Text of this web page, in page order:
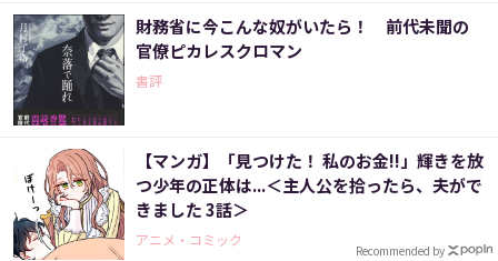
財務省に今こんな奴がいたら！ 前代未聞の
官僚ピカレスクロマン
書評
【マンガ】「見つけた！ 私のお金!!」輝きを放
つ少年の正体は...＜主人公を拾ったら、夫がで
きました 3話＞
アニメ・コミック
Recommended by